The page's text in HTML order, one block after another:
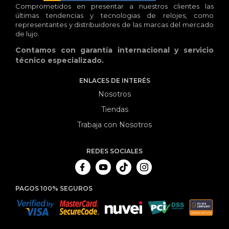
Comprometidos en presentar a nuestros clientes las
últimas tendencias y tecnologias de relojes, como
representantes y distribuidores de las marcas del mercado
de lujo.
Contamos con garantía internacional y servicio
técnico especializado.
ENLACES DE INTERÉS
Nosotros
Tiendas
Trabaja con Nosotros
REDES SOCIALES
PAGOS 100% SEGUROS